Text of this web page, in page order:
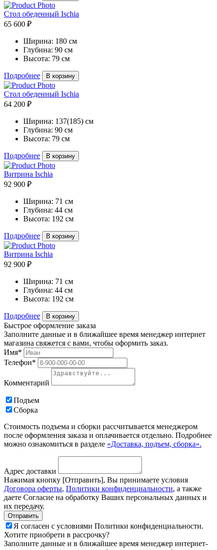
Стол обеденный Ischia
65 600 ₽
Ширина: 180 см
Глубина: 90 см
Высота: 79 см
Подробнее В корзину
Стол обеденный Ischia
64 200 ₽
Ширина: 137(185) см
Глубина: 90 см
Высота: 79 см
Подробнее В корзину
Витрина Ischia
92 900 ₽
Ширина: 71 см
Глубина: 44 см
Высота: 192 см
Подробнее В корзину
Витрина Ischia
92 900 ₽
Ширина: 71 см
Глубина: 44 см
Высота: 192 см
Подробнее В корзину
Быстрое оформление заказа
Заполните данные и в ближайшее время менеджер интернет
магазина свяжется с вами, чтобы оформить заказ.
Имя*
Телефон*
Комментарий
Подъем
Сборка
Стоимость подъема и сборки рассчитывается менеджером
после оформления заказа и оплачивается отдельно. Подробнее
можно ознакомиться в разделе «Доставка, подъем, сборка».
Адрес доставки
Нажимая кнопку [Отправить], Вы принимаете условия
Договора оферты, Политики конфиденциальности, а также
даете Согласие на обработку Ваших персональных данных и
их передачу.
Я согласен с условиями Политики конфиденциальности.
Хотите приобрети в рассрочку?
Заполните данные и в ближайшее время менеджер интернет-